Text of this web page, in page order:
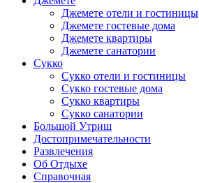
Джемете отели и гостиницы
Джемете гостевые дома
Джемете квартиры
Джемете санатории
Сукко
Сукко отели и гостиницы
Сукко гостевые дома
Сукко квартиры
Сукко санатории
Большой Утриш
Достопримечательности
Развлечения
Об Отдыхе
Справочная